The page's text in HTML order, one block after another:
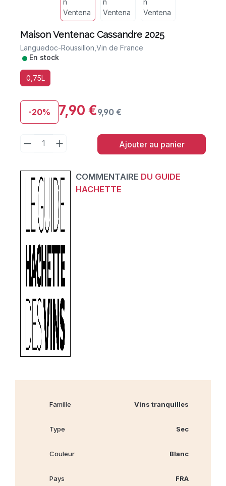
Maison Ventenac Cassandre 2025
Languedoc-Roussillon, Vin de France
•En stock
0,75L
-20% 7,90 €9,90 €
Ajouter au panier
COMMENTAIRE DU GUIDE
HACHETTE
Famille Vins tranquilles
Type Sec
Couleur Blanc
Pays FRA